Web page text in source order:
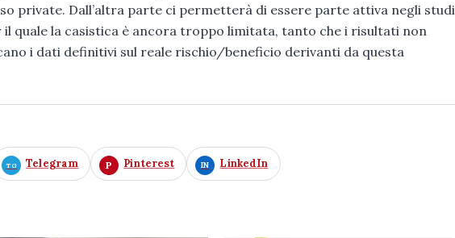
private. Dall’altra parte ci permetterà di essere parte attiva negli studi
il quale la casistica è ancora troppo limitata, tanto che i risultati non
i dati definitivi sul reale rischio/beneficio derivanti da questa
Telegram Pinterest LinkedIn